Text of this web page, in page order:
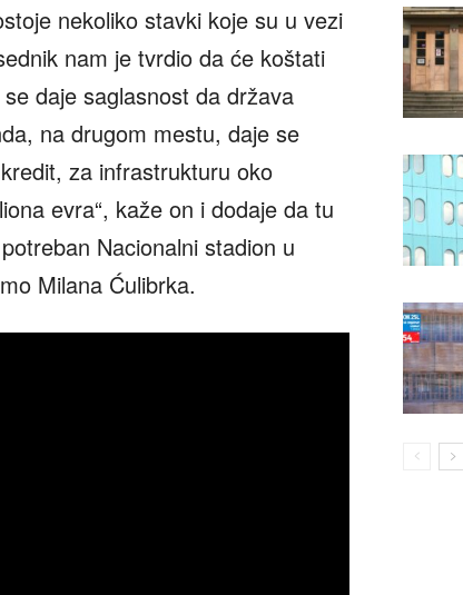
nekoliko stavki koje su u vezi
nam je tvrdio da će koštati
daje saglasnost da država
na drugom mestu, daje se
za infrastrukturu oko
evra“, kaže on i dodaje da tu
Nacionalni stadion u
Milana Ćulibrka.